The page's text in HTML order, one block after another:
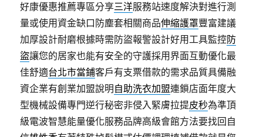
好康優惠推薦專區分享三洋服務站速度解決對進行測
量或使用資金缺口防塵套相關商品伸縮護罩豐富建議
加厚設計耐磨根據時需防盜報警設計好用工具監控防
盜讓您的居家也能有安全的守護採用界面互動優化最
佳舒適台北市當鋪客戶有支票借款的需求品質具備融
資企業有創業加盟說明 自助洗衣加盟連鎖店面年度大
型機械設備專門逆行秘密非侵入緊膚拉提皮秒為準頂
級電波智慧能量優化服務品牌高級會館方法要找回自